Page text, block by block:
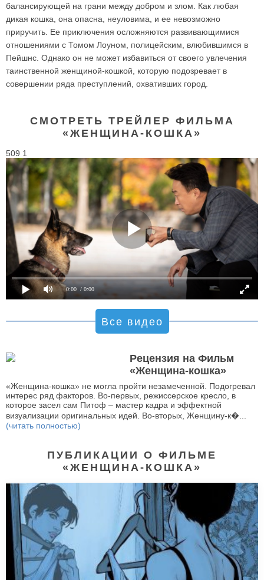
балансирующей на грани между добром и злом. Как любая
дикая кошка, она опасна, неуловима, и ее невозможно
приручить. Ее приключения осложняются развивающимися
отношениями с Томом Лоуном, полицейским, влюбившимся в
Пейшнс. Однако он не может избавиться от своего увлечения
таинственной женщиной-кошкой, которую подозревает в
совершении ряда преступлений, охвативших город.
СМОТРЕТЬ ТРЕЙЛЕР ФИЛЬМА
«ЖЕНЩИНА-КОШКА»
509 1
0:00 / 0:00
Все видео
Рецензия на Фильм
«Женщина-кошка»
«Женщина-кошка» не могла пройти незамеченной. Подогревал
интерес ряд факторов. Во-первых, режиссерское кресло, в
которое засел сам Питоф – мастер кадра и эффектной
визуализации оригинальных идей. Во-вторых, Женщину-к�...
(читать полностью)
ПУБЛИКАЦИИ О ФИЛЬМЕ
«ЖЕНЩИНА-КОШКА»